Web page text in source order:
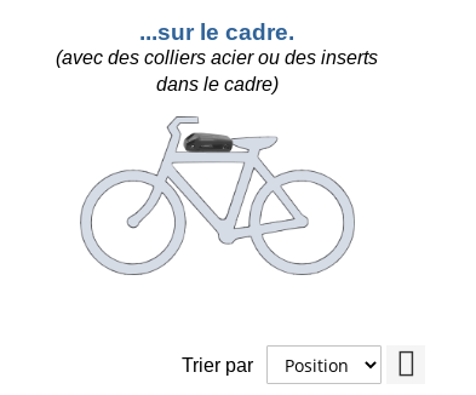
...sur le cadre.
(avec des colliers acier ou des inserts
dans le cadre)
Trier par